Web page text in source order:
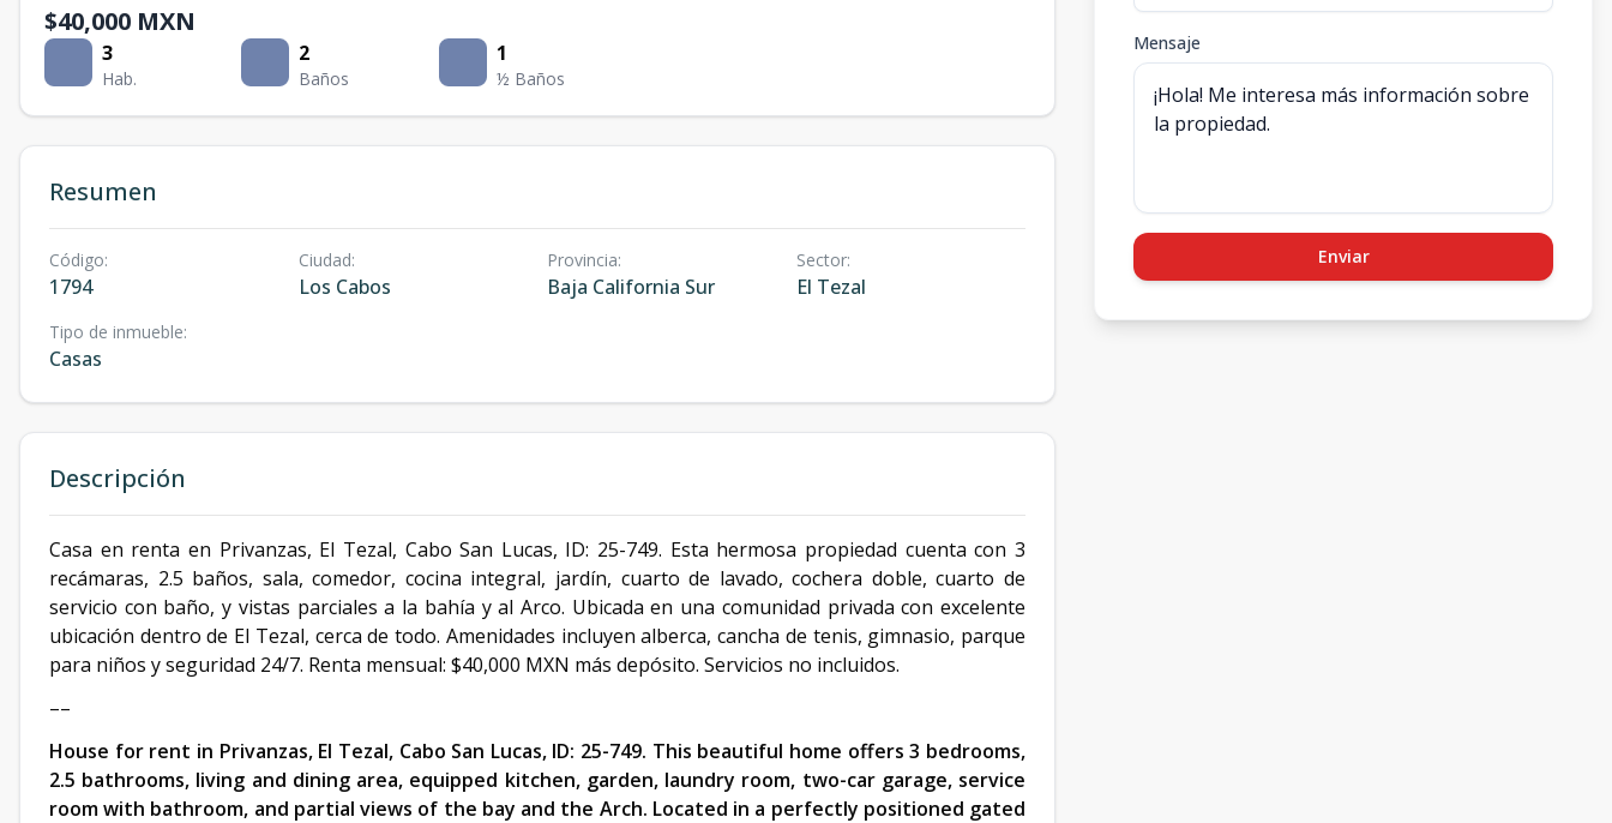
$40,000 MXN
3
Hab.
2
Baños
1
½ Baños
Resumen
Código:
1794
Ciudad:
Los Cabos
Provincia:
Baja California Sur
Sector:
El Tezal
Tipo de inmueble:
Casas
Descripción
Casa en renta en Privanzas, El Tezal, Cabo San Lucas, ID: 25-749. Esta hermosa propiedad cuenta con 3
recámaras, 2.5 baños, sala, comedor, cocina integral, jardín, cuarto de lavado, cochera doble, cuarto de
servicio con baño, y vistas parciales a la bahía y al Arco. Ubicada en una comunidad privada con excelente
ubicación dentro de El Tezal, cerca de todo. Amenidades incluyen alberca, cancha de tenis, gimnasio, parque
para niños y seguridad 24/7. Renta mensual: $40,000 MXN más depósito. Servicios no incluidos.
––
House for rent in Privanzas, El Tezal, Cabo San Lucas, ID: 25-749. This beautiful home offers 3 bedrooms,
2.5 bathrooms, living and dining area, equipped kitchen, garden, laundry room, two-car garage, service
room with bathroom, and partial views of the bay and the Arch. Located in a perfectly positioned gated
Mensaje
Enviar